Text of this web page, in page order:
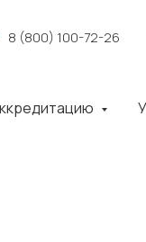
8 (800) 100-72-26